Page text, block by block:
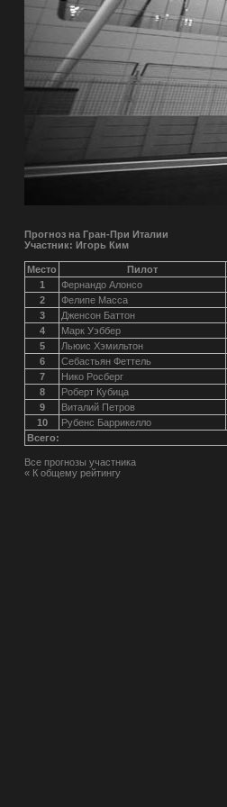
Прогноз на Гран-При Италии
Участник: Игорь Ким
Место Пилот
1
Фернандо Алонсо
2
Фелипе Масса
3
Дженсон Баттон
4
Марк Уэббер
5
Льюис Хэмильтон
6
Себастьян Феттель
7
Нико Росберг
8
Роберт Кубица
9
Виталий Петров
10
Рубенс Баррикелло
Всего:
Все прогнозы участника
« К общему рейтингу